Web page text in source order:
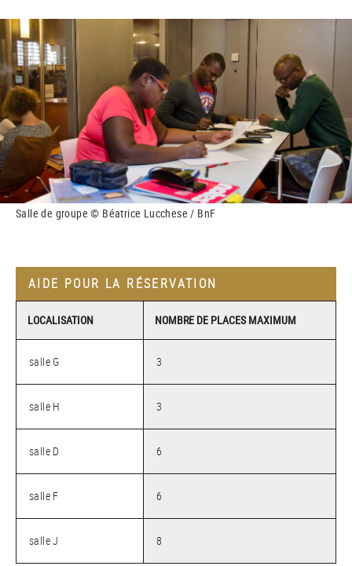
Salle de groupe © Béatrice Lucchese / BnF
AIDE POUR LA RÉSERVATION
LOCALISATION NOMBRE DE PLACES MAXIMUM
salle G 3
salle H 3
salle D 6
salle F 6
salle J 8